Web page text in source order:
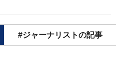
#ジャーナリストの記事